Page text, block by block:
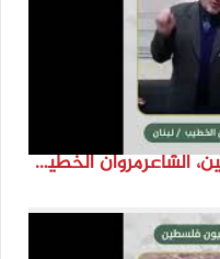
انتماء2021: قصائد لعيون فلسطين، الشاعرمروان الخطيب، لبنان